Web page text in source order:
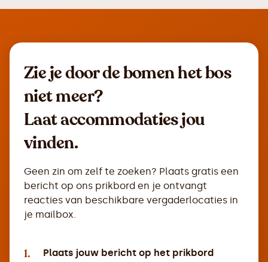
Zie je door de bomen het bos
niet meer?
Laat accommodaties jou
vinden.
Geen zin om zelf te zoeken? Plaats gratis een
bericht op ons prikbord en je ontvangt
reacties van beschikbare vergaderlocaties in
je mailbox.
1.
Plaats jouw bericht op het prikbord